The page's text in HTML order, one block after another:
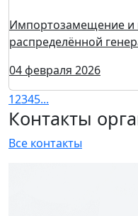
Русланом Кузнецовым
06 марта 2026